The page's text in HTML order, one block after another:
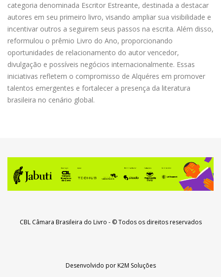
categoria denominada Escritor Estreante, destinada a destacar
autores em seu primeiro livro, visando ampliar sua visibilidade e
incentivar outros a seguirem seus passos na escrita. Além disso,
reformulou o prêmio Livro do Ano, proporcionando
oportunidades de relacionamento do autor vencedor,
divulgação e possíveis negócios internacionalmente. Essas
iniciativas refletem o compromisso de Alquéres em promover
talentos emergentes e fortalecer a presença da literatura
brasileira no cenário global.
CBL Câmara Brasileira do Livro - © Todos os direitos reservados
Desenvolvido porK2M Soluções